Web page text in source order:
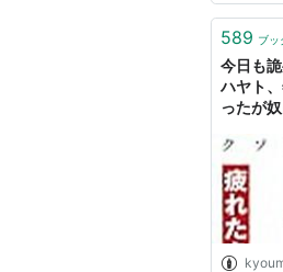
589 ブッ
今日も
ハヤト
ったが